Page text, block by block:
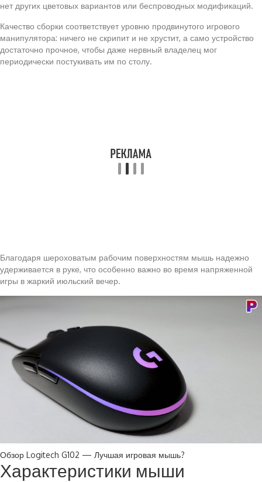
нет других цветовых вариантов или беспроводных модификаций.
Качество сборки соответствует уровню продвинутого игрового
манипулятора: ничего не скрипит и не хрустит, а само устройство
достаточно прочное, чтобы даже нервный владелец мог
периодически постукивать им по столу.
Благодаря шероховатым рабочим поверхностям мышь надежно
удерживается в руке, что особенно важно во время напряженной
игры в жаркий июльский вечер.
Обзор Logitech G102 — Лучшая игровая мышь?
Характеристики мыши